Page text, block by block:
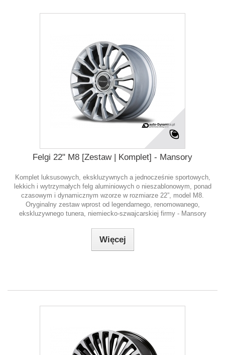
Felgi 22" M8 [Zestaw | Komplet] - Mansory
Komplet luksusowych, ekskluzywnych a jednocześnie sportowych,
lekkich i wytrzymałych felg aluminiowych o nieszablonowym, ponad
czasowym i dynamicznym wzorze w rozmiarze 22”, model M8.
Oryginalny zestaw wprost od legendarnego, renomowanego,
ekskluzywnego tunera, niemiecko-szwajcarskiej firmy - Mansory
Więcej